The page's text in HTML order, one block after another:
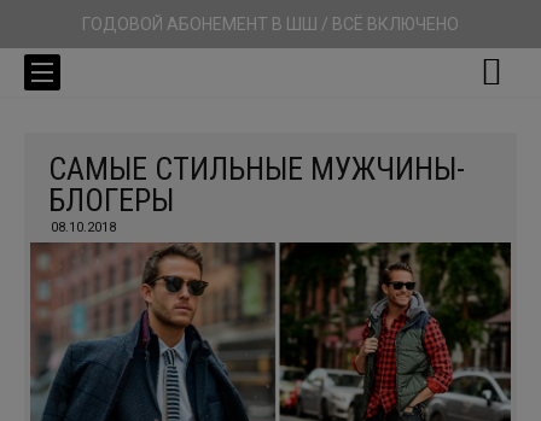
ГОДОВОЙ АБОНЕМЕНТ В ШШ / ВСЁ ВКЛЮЧЕНО
САМЫЕ СТИЛЬНЫЕ МУЖЧИНЫ-
БЛОГЕРЫ
08.10.2018